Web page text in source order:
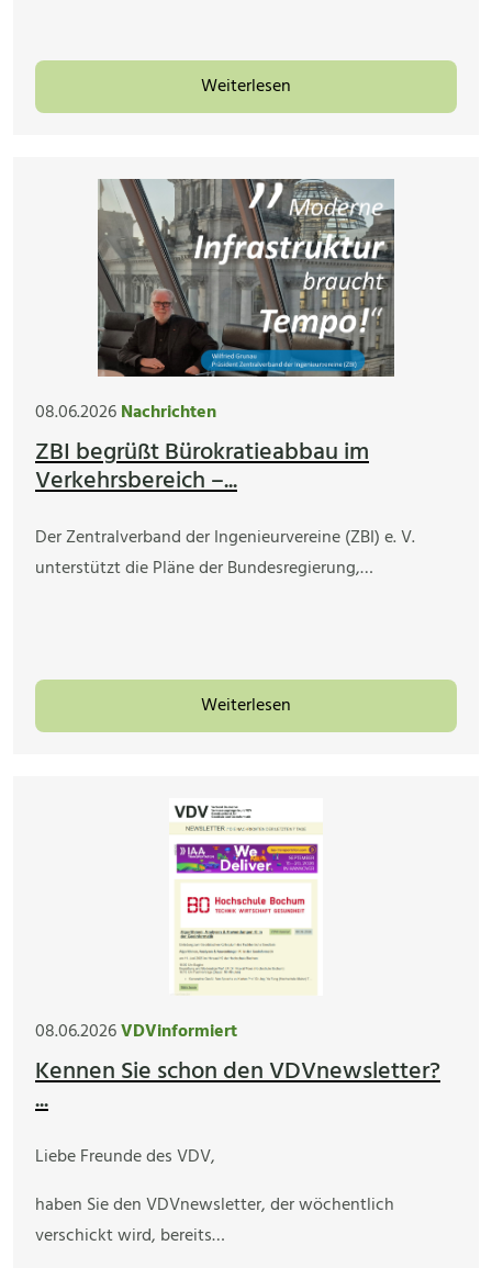
Weiterlesen
08.06.2026Nachrichten
ZBI begrüßt Bürokratieabbau im
Verkehrsbereich –...
Der Zentralverband der Ingenieurvereine (ZBI) e. V.
unterstützt die Pläne der Bundesregierung,…
Weiterlesen
08.06.2026VDVinformiert
Kennen Sie schon den VDVnewsletter?
...
Liebe Freunde des VDV,
haben Sie den VDVnewsletter, der wöchentlich
verschickt wird, bereits…